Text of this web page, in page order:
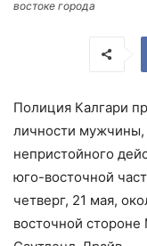
востоке города
Полиция Калгари
личности мужчины,
непристойного
юго-восточной
четверг, 21 мая,
восточной